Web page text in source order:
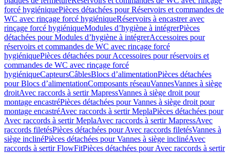
forcé hygiéniquePièces détachées pour Réservoirs et commandes de
WC avec rinçage forcé hygiéniqueRéservoirs à encastrer avec
rinçage forcé hygiéniqueModules d’hygiène à intégrerPièces
détachées pour Modules d’hygiène à intégrerAccessoires pour
réservoirs et commandes de WC avec rinçage forcé
hygiéniquePièces détachées pour Accessoires pour réservoirs et
commandes de WC avec rinçage forcé
hygiéniqueCapteursCâblesBlocs d’alimentationPièces détachées
pour Blocs d’alimentationComposants réseauVannesVannes à siège
droitAvec raccords à sertir MapressVannes à siège droit pour
montage encastréPièces détachées pour Vannes à siège droit pour
montage encastréAvec raccords à sertir MeplaPièces détachées pour
Avec raccords à sertir MeplaAvec raccords à sertir MapressAvec
raccords filetésPièces détachées pour Avec raccords filetésVannes à
siège inclinéPièces détachées pour Vannes à siège inclinéAvec
raccords à sertir FlowFitPièces détachées pour Avec raccords à sertir